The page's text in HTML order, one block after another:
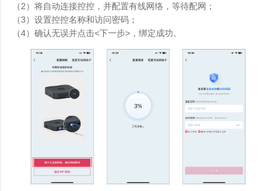
（2）将自动连接控控，并配置有线网络，等待配网；
（3）设置控控名称和访问密码；
（4）确认无误并点击<下一步>，绑定成功。